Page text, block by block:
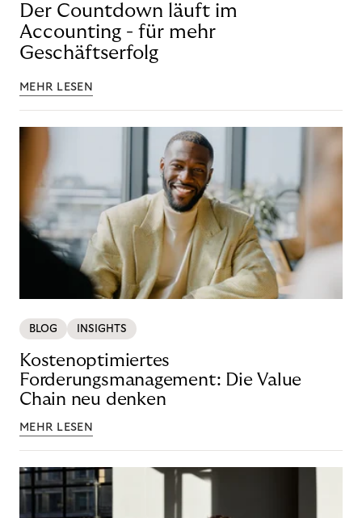
Der Countdown läuft im
Accounting - für mehr
Geschäftserfolg
MEHR LESEN
BLOG INSIGHTS
Kostenoptimiertes
Forderungsmanagement: Die Value
Chain neu denken
MEHR LESEN